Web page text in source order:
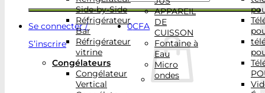
Se connecter /
S’inscrire
0CFA
Side-by-Side
Réfrigérateur
Bar
Réfrigérateur
vitrine
Congélateurs
Congélateur
Vertical
APPAREIL
DE
CUISSON
Fontaine à
Eau
Micro
ondes